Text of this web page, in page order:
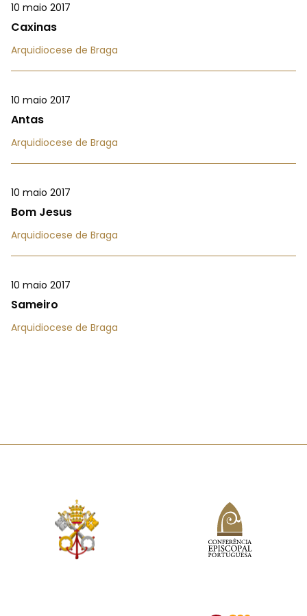
10 maio 2017
Caxinas
Arquidiocese de Braga
10 maio 2017
Antas
Arquidiocese de Braga
10 maio 2017
Bom Jesus
Arquidiocese de Braga
10 maio 2017
Sameiro
Arquidiocese de Braga